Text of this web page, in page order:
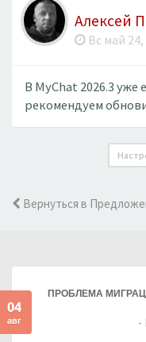
Алексей
Вс май
В MyChat 2026.3
рекомендуем
Вернуться в
04
авг
ПРОБЛЕМА
-